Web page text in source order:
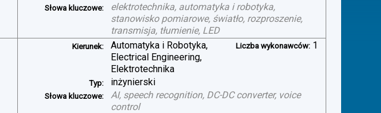
Słowa kluczowe:
elektrotechnika, automatyka i robotyka,
stanowisko pomiarowe, światło, rozproszenie,
transmisja, tłumienie, LED
Kierunek:
Automatyka i Robotyka,
Electrical Engineering,
Elektrotechnika
Liczba wykonawców: 1
Typ: inżynierski
Słowa kluczowe:
AI, speech recognition, DC-DC converter, voice
control